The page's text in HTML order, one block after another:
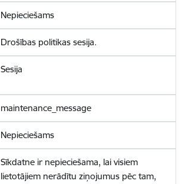
Nepieciešams
Drošības politikas sesija.
Sesija
maintenance_message
Nepieciešams
Sīkdatne ir nepieciešama, lai visiem
lietotājiem nerādītu ziņojumus pēc tam,